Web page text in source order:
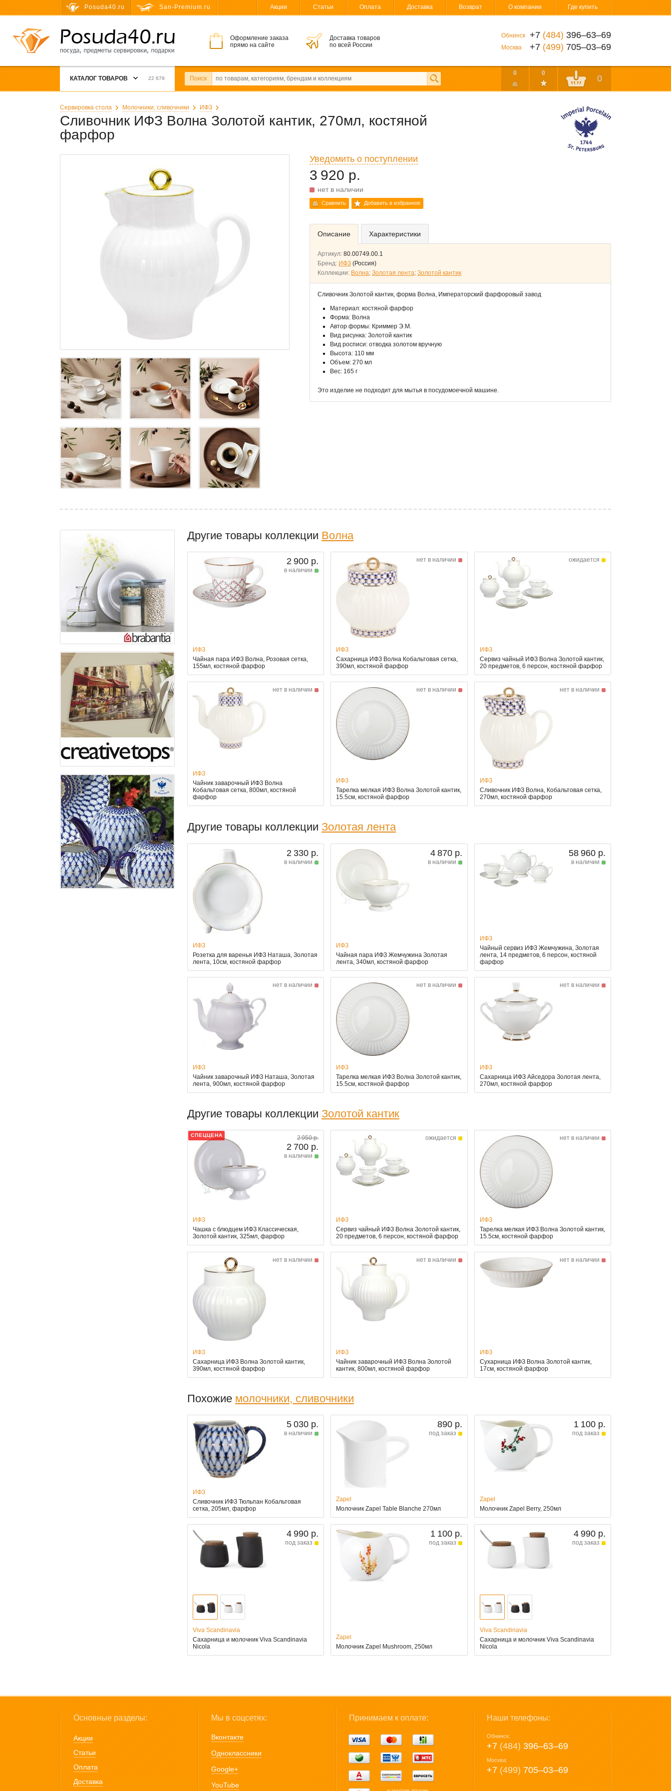
Posuda40.ru San-Premium.ru Акции Статьи Оплата Доставка Возврат О компании Где купить
Оформление заказа
прямо на сайте
Доставка товаров
по всей России
Обнинск +7 (484) 396‒63‒69
Москва +7 (499) 705‒03‒69
КАТАЛОГ ТОВАРОВ 22 679 Поиск
0 0
0
Сервировка стола Молочники, сливочники ИФЗ
Сливочник ИФЗ Волна Золотой кантик, 270мл, костяной
фарфор
Уведомить о поступлении
3 920 р.
нет в наличии
Сравнить Добавить в избранное
Описание Характеристики
Артикул: 80.00749.00.1
Бренд: ИФЗ (Россия)
Коллекции: Волна; Золотая лента; Золотой кантик
Сливочник Золотой кантик, форма Волна, Императорский фарфоровый завод
Материал: костяной фарфор
Форма: Волна
Автор формы: Криммер Э.М.
Вид рисунка: Золотой кантик
Вид росписи: отводка золотом вручную
Высота: 110 мм
Объем: 270 мл
Вес: 165 г
Это изделие не подходит для мытья в посудомоечной машине.
Другие товары коллекции Волна
2 900 р.
в наличии
ИФЗ
Чайная пара ИФЗ Волна, Розовая сетка,
155мл, костяной фарфор
нет в наличии
ИФЗ
Сахарница ИФЗ Волна Кобальтовая сетка,
390мл, костяной фарфор
ожидается
ИФЗ
Сервиз чайный ИФЗ Волна Золотой кантик,
20 предметов, 6 персон, костяной фарфор
нет в наличии
ИФЗ
Чайник заварочный ИФЗ Волна
Кобальтовая сетка, 800мл, костяной
фарфор
нет в наличии
ИФЗ
Тарелка мелкая ИФЗ Волна Золотой кантик,
15.5см, костяной фарфор
нет в наличии
ИФЗ
Сливочник ИФЗ Волна, Кобальтовая сетка,
270мл, костяной фарфор
Другие товары коллекции Золотая лента
2 330 р.
в наличии
ИФЗ
Розетка для варенья ИФЗ Наташа, Золотая
лента, 10см, костяной фарфор
4 870 р.
в наличии
ИФЗ
Чайная пара ИФЗ Жемчужина Золотая
лента, 340мл, костяной фарфор
58 960 р.
в наличии
ИФЗ
Чайный сервиз ИФЗ Жемчужина, Золотая
лента, 14 предметов, 6 персон, костяной
фарфор
нет в наличии
ИФЗ
Чайник заварочный ИФЗ Наташа, Золотая
лента, 900мл, костяной фарфор
нет в наличии
ИФЗ
Тарелка мелкая ИФЗ Волна Золотой кантик,
15.5см, костяной фарфор
нет в наличии
ИФЗ
Сахарница ИФЗ Айседора Золотая лента,
270мл, костяной фарфор
Другие товары коллекции Золотой кантик
СПЕЦЦЕНА 2 950 р.
2 700 р.
в наличии
ИФЗ
Чашка с блюдцем ИФЗ Классическая,
Золотой кантик, 325мл, фарфор
ожидается
ИФЗ
Сервиз чайный ИФЗ Волна Золотой кантик,
20 предметов, 6 персон, костяной фарфор
нет в наличии
ИФЗ
Тарелка мелкая ИФЗ Волна Золотой кантик,
15.5см, костяной фарфор
нет в наличии
ИФЗ
Сахарница ИФЗ Волна Золотой кантик,
390мл, костяной фарфор
нет в наличии
ИФЗ
Чайник заварочный ИФЗ Волна Золотой
кантик, 800мл, костяной фарфор
нет в наличии
ИФЗ
Сухарница ИФЗ Волна Золотой кантик,
17см, костяной фарфор
Похожие молочники, сливочники
5 030 р.
в наличии
ИФЗ
Сливочник ИФЗ Тюльпан Кобальтовая
сетка, 205мл, фарфор
890 р.
под заказ
Zapel
Молочник Zapel Table Blanche 270мл
1 100 р.
под заказ
Zapel
Молочник Zapel Berry, 250мл
4 990 р.
под заказ
Viva Scandinavia
Сахарница и молочник Viva Scandinavia
Nicola
1 100 р.
под заказ
Zapel
Молочник Zapel Mushroom, 250мл
4 990 р.
под заказ
Viva Scandinavia
Сахарница и молочник Viva Scandinavia
Nicola
Основные разделы:
Акции
Статьи
Оплата
Доставка
Мы в соцсетях:
Вконтакте
Одноклассники
Google+
YouTube
Принимаем к оплате: Наши телефоны:
Обнинск:
+7 (484) 396‒63‒69
Москва:
+7 (499) 705‒03‒69